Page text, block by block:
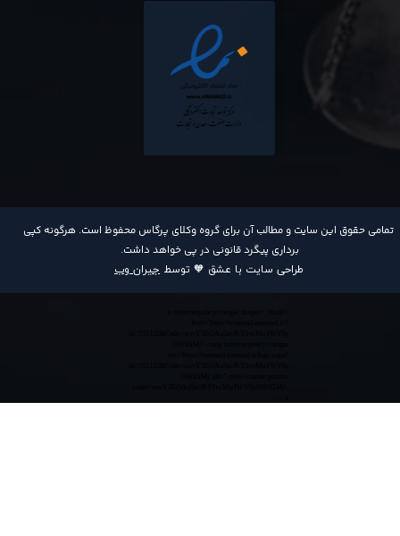
​تمامی حقوق این سایت و مطالب آن برای گروه وکلای پرگاس محفوظ است. هرگونه کپی
برداری پیگرد قانونی در پی خواهد داشت​​​​​​​.
طراحی سایت با عشق 🧡 توسط جیران وب